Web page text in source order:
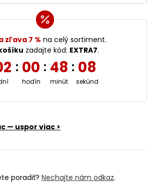
zľava 7 % na celý sortiment.
zadajte kód: EXTRA7.
: 00
hodín
: 48
minút
: 07
sekúnd
— uspor viac >
poradiť? Nechajte nám odkaz.